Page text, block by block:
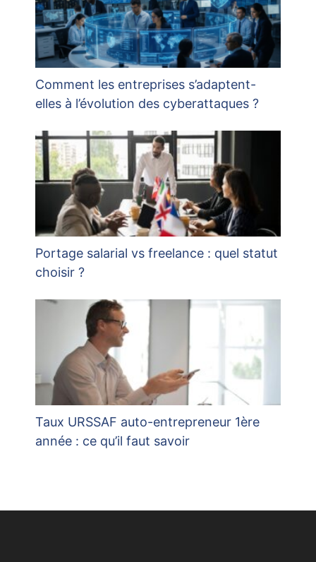
Comment les entreprises s’adaptent-
elles à l’évolution des cyberattaques ?
Portage salarial vs freelance : quel statut
choisir ?
Taux URSSAF auto-entrepreneur 1ère
année : ce qu’il faut savoir